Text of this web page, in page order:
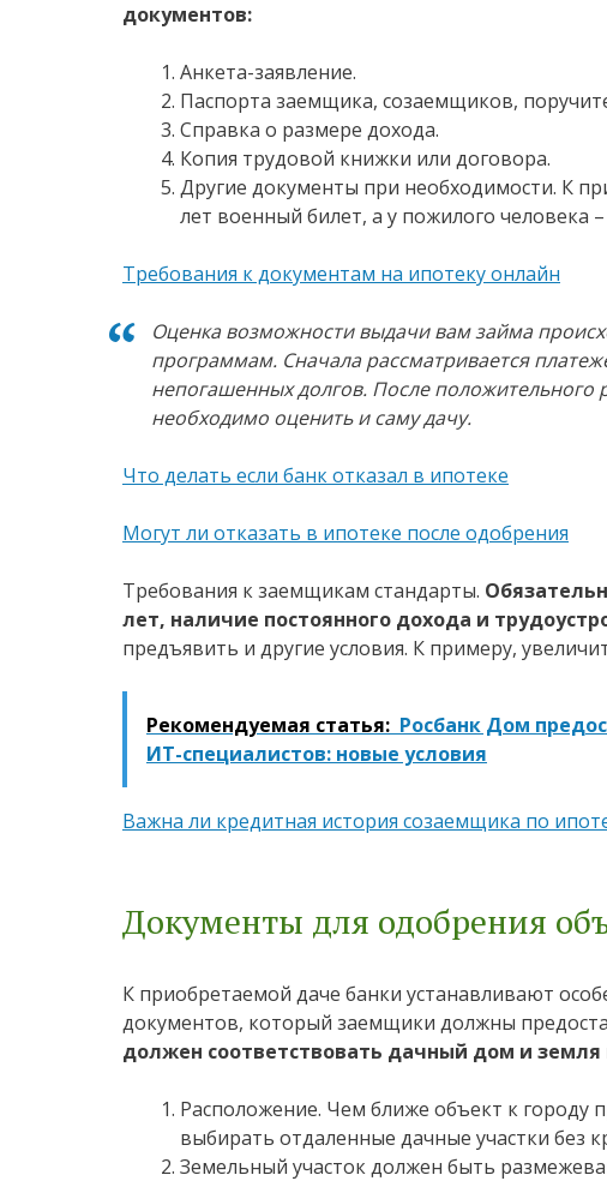
документов:
Анкета-заявление.
Паспорта заемщика, созаемщиков,
Справка о размере дохода.
Копия трудовой книжки или договора.
Другие документы при необходимости. К
лет военный билет, а у пожилого человека
Требования к документам на ипотеку онлайн
Оценка возможности выдачи вам займа
программам. Сначала рассматривается
непогашенных долгов. После
необходимо оценить и саму дачу.
Что делать если банк отказал в ипотеке
Могут ли отказать в ипотеке после одобрения
Требования к заемщикам стандарты.
лет, наличие постоянного дохода и
предъявить и другие условия. К примеру,
Рекомендуемая статья: Росбанк Дом
ИТ-специалистов: новые условия
Важна ли кредитная история созаемщика по
Документы для одобрения
К приобретаемой даче банки устанавливают
документов, который заемщики должны
должен соответствовать дачный дом и
Расположение. Чем ближе объект к городу
выбирать отдаленные дачные участки без
Земельный участок должен быть